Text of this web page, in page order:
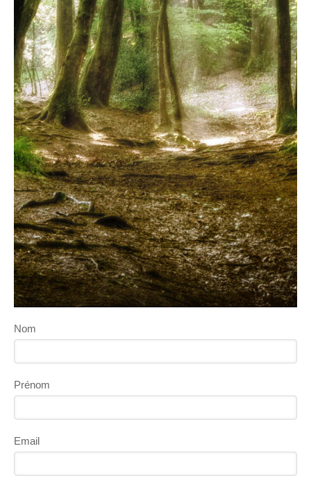
Nom
Prénom
Email